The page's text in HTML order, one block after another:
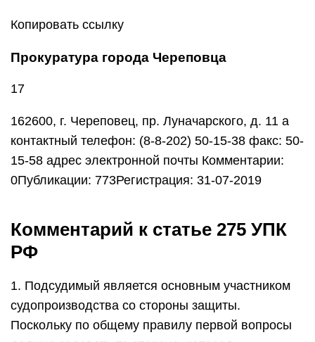
Копировать ссылку
Прокуратура города Череповца
17
162600, г. Череповец, пр. Луначарского, д. 11 а
контактный телефон: (8-8-202) 50-15-38 факс: 50-
15-58 адрес электронной почты Комментарии:
0Публикации: 773Регистрация: 31-07-2019
Комментарий к статье 275 УПК
РФ
1. Подсудимый является основным участником
судопроизводства со стороны защиты.
Поскольку по общему правилу первой вопросы